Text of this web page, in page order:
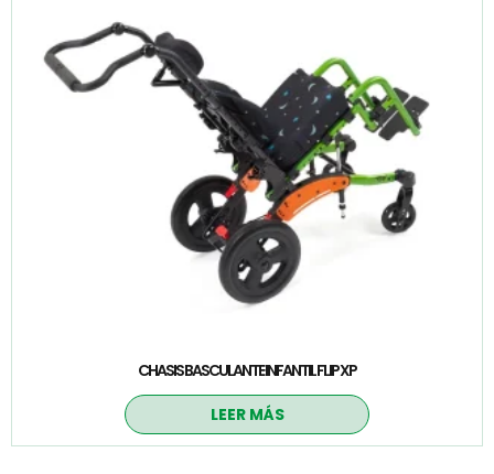
CHASIS BASCULANTE INFANTIL FLIP XP
LEER MÁS